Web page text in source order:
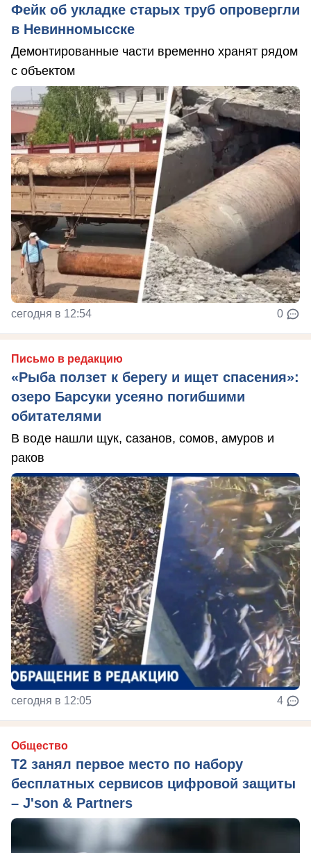
Фейк об укладке старых труб опровергли
в Невинномысске
Демонтированные части временно хранят рядом
с объектом
сегодня в 12:54 0
Письмо в редакцию
«Рыба ползет к берегу и ищет спасения»:
озеро Барсуки усеяно погибшими
обитателями
В воде нашли щук, сазанов, сомов, амуров и
раков
сегодня в 12:05 4
Общество
Т2 занял первое место по набору
бесплатных сервисов цифровой защиты
– J'son & Partners